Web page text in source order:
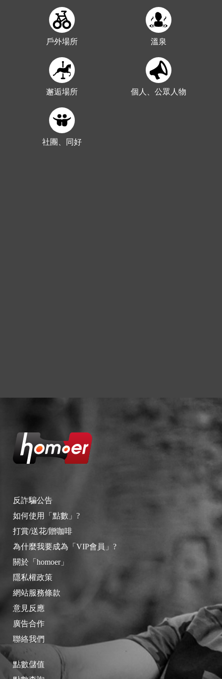
戶外場所 溫泉
邂逅場所 個人、公眾人物
社團、同好
反詐騙公告
如何使用「點數」?
打賞/送花/贈咖啡
為什麼我要成為「VIP會員」?
關於「homoer」
隱私權政策
網站服務條款
意見反應
廣告合作
聯絡我們
點數儲值